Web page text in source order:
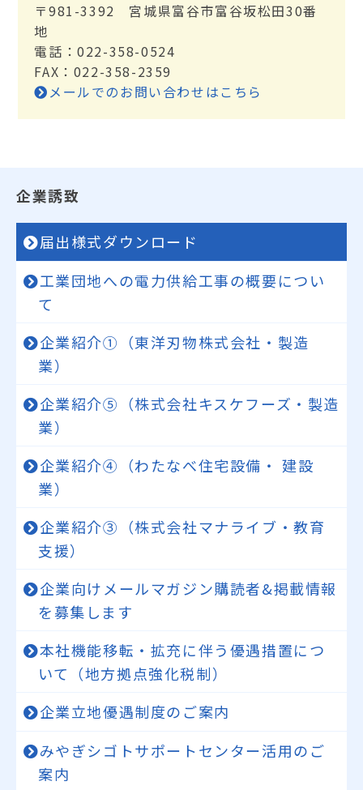
〒981-3392 宮城県富谷市富谷坂松田30番
地
電話：022-358-0524
FAX：022-358-2359
メールでのお問い合わせはこちら
企業誘致
届出様式ダウンロード
工業団地への電力供給工事の概要につい
て
企業紹介①（東洋刃物株式会社・製造
業）
企業紹介⑤（株式会社キスケフーズ・製造
業）
企業紹介④（わたなべ住宅設備・ 建設
業）
企業紹介③（株式会社マナライブ・教育
支援）
企業向けメールマガジン購読者&掲載情報
を募集します
本社機能移転・拡充に伴う優遇措置につ
いて（地方拠点強化税制）
企業立地優遇制度のご案内
みやぎシゴトサポートセンター活用のご
案内